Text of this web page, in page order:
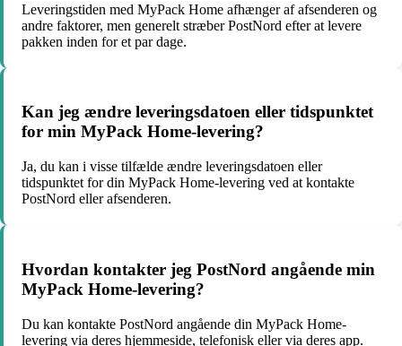
Leveringstiden med MyPack Home afhænger af afsenderen og
andre faktorer, men generelt stræber PostNord efter at levere
pakken inden for et par dage.
Kan jeg ændre leveringsdatoen eller tidspunktet
for min MyPack Home-levering?
Ja, du kan i visse tilfælde ændre leveringsdatoen eller
tidspunktet for din MyPack Home-levering ved at kontakte
PostNord eller afsenderen.
Hvordan kontakter jeg PostNord angående min
MyPack Home-levering?
Du kan kontakte PostNord angående din MyPack Home-
levering via deres hjemmeside, telefonisk eller via deres app.